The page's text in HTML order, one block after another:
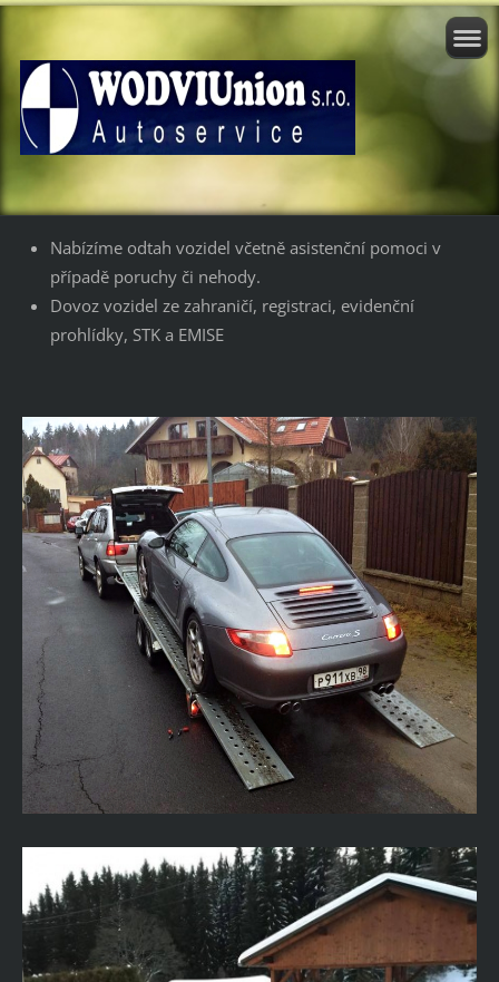
Nabízíme odtah vozidel včetně asistenční pomoci v
případě poruchy či nehody.
Dovoz vozidel ze zahraničí, registraci, evidenční
prohlídky, STK a EMISE